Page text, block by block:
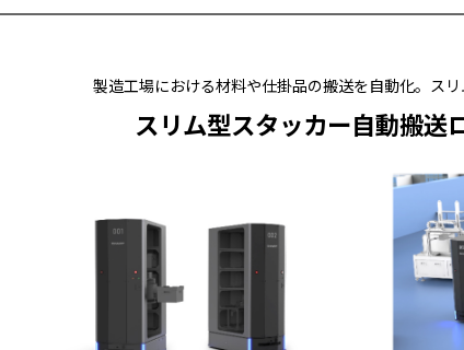
製造工場における材料や仕掛品の搬送を自動化。ス
スリム型スタッカー自動搬送